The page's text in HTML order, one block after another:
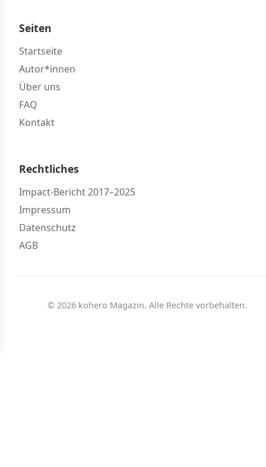
Seiten
Startseite
Autor*innen
Über uns
FAQ
Kontakt
Rechtliches
Impact-Bericht 2017–2025
Impressum
Datenschutz
AGB
© 2026 kohero Magazin. Alle Rechte vorbehalten.